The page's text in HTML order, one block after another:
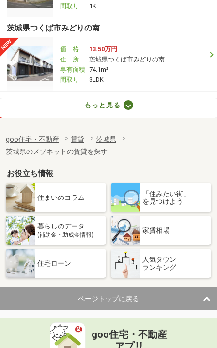
間取り
1K
茨城県つくば市みどりの南
価 格
13.50万円
住 所
茨城県つくば市みどりの南
専有面積 74.1m²
間取り
3LDK
専有面積
30.03m²
間取り
ワンルーム
茨城県古河市東２
価 格
7.50万円
茨城県古河市東２
専有面積 40.27m²
間取り
茨城県古河市大堤
住 所
茨城県古河市大堤
専有面積 45.06m²
間取り
1LDK
茨城県土浦市真鍋５
価 格
もっと見る
goo住宅・不動産 賃貸
茨城県
茨城県のメゾネットの賃貸を探す
お役立ち情報
住まいのコラム
「住みたい街」
を見つけよう
暮らしのデータ
(補助金・助成金情報)
家賃相場
住宅ローン
人気タウン
ランキング
ページトップに戻る
goo住宅・不動産